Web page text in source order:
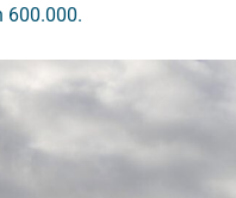
600.000.